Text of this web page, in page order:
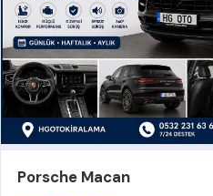
Porsche Macan